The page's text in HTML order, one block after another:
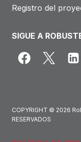
Registro del
SIGUE A
COPYRIGHT © 2026
RESERVADOS